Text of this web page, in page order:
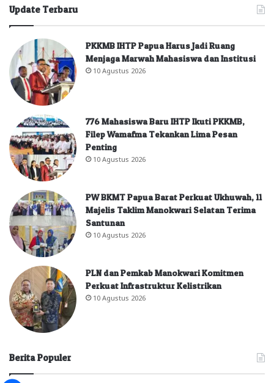
Update Terbaru
PKKMB IHTP Papua Harus Jadi Ruang
Menjaga Marwah Mahasiswa dan Institusi
10 Agustus 2026
776 Mahasiswa Baru IHTP Ikuti PKKMB,
Filep Wamafma Tekankan Lima Pesan
Penting
10 Agustus 2026
PW BKMT Papua Barat Perkuat Ukhuwah, 11
Majelis Taklim Manokwari Selatan Terima
Santunan
10 Agustus 2026
PLN dan Pemkab Manokwari Komitmen
Perkuat Infrastruktur Kelistrikan
10 Agustus 2026
Berita Populer